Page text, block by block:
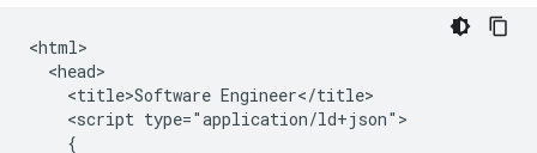
<html>
  <head>
    <title>Software Engineer</title>
    <script type="application/ld+json">
    {